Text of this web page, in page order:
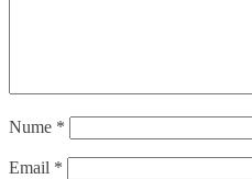
Nume *
Email *